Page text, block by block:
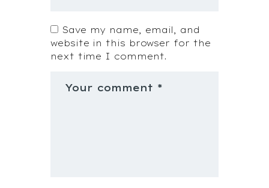
Save my name, email, and
website in this browser for the
next time I comment.